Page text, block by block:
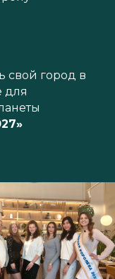
свой город в
для